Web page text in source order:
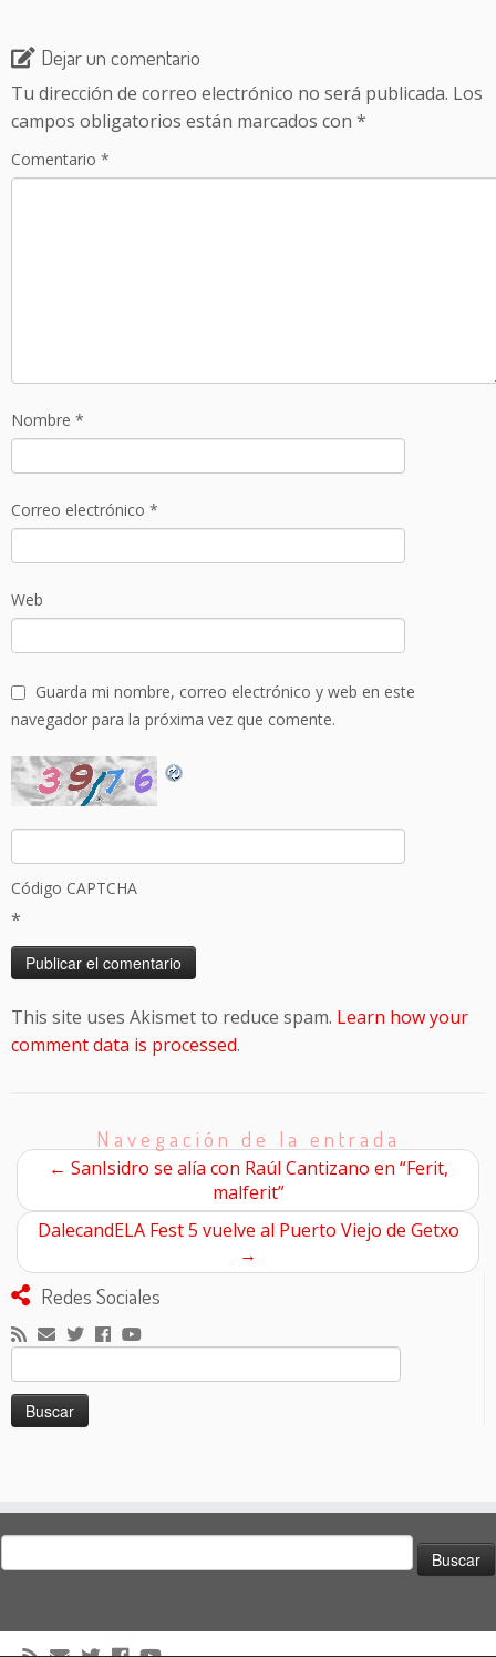
Dejar un comentario
Tu dirección de correo electrónico no será publicada. Los
campos obligatorios están marcados con *
Comentario *
Nombre *
Correo electrónico *
Web
Guarda mi nombre, correo electrónico y web en este
navegador para la próxima vez que comente.
Código CAPTCHA
*
This site uses Akismet to reduce spam. Learn how your
comment data is processed.
Navegación de la entrada
← SanIsidro se alía con Raúl Cantizano en “Ferit,
malferit”
DalecandELA Fest 5 vuelve al Puerto Viejo de Getxo
→
Redes Sociales
Buscar:
Buscar: